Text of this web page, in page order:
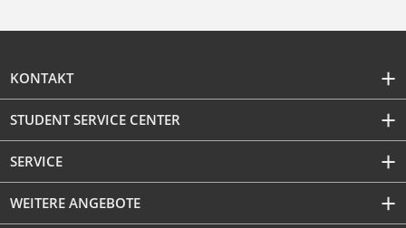
KONTAKT
STUDENT SERVICE CENTER
SERVICE
WEITERE ANGEBOTE